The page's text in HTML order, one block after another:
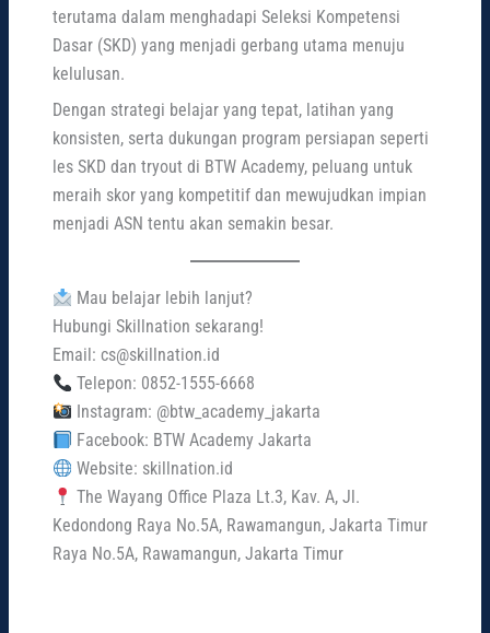
terutama dalam menghadapi Seleksi Kompetensi
Dasar (SKD) yang menjadi gerbang utama menuju
kelulusan.
Dengan strategi belajar yang tepat, latihan yang
konsisten, serta dukungan program persiapan seperti
les SKD dan tryout di BTW Academy, peluang untuk
meraih skor yang kompetitif dan mewujudkan impian
menjadi ASN tentu akan semakin besar.
Mau belajar lebih lanjut?
Hubungi Skillnation sekarang!
Email: cs@skillnation.id
Telepon: 0852-1555-6668
Instagram: @btw_academy_jakarta
Facebook: BTW Academy Jakarta
Website: skillnation.id
The Wayang Office Plaza Lt.3, Kav. A, Jl.
Kedondong Raya No.5A, Rawamangun, Jakarta Timur
Raya No.5A, Rawamangun, Jakarta Timur